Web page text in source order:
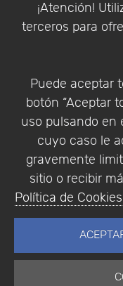
¡Atención!
terceros para
Puede aceptar
botón “Aceptar
uso pulsando en
cuyo caso le
gravemente
sitio o recibir
Política de Cookies
Empresa|Aviso
© Copyright